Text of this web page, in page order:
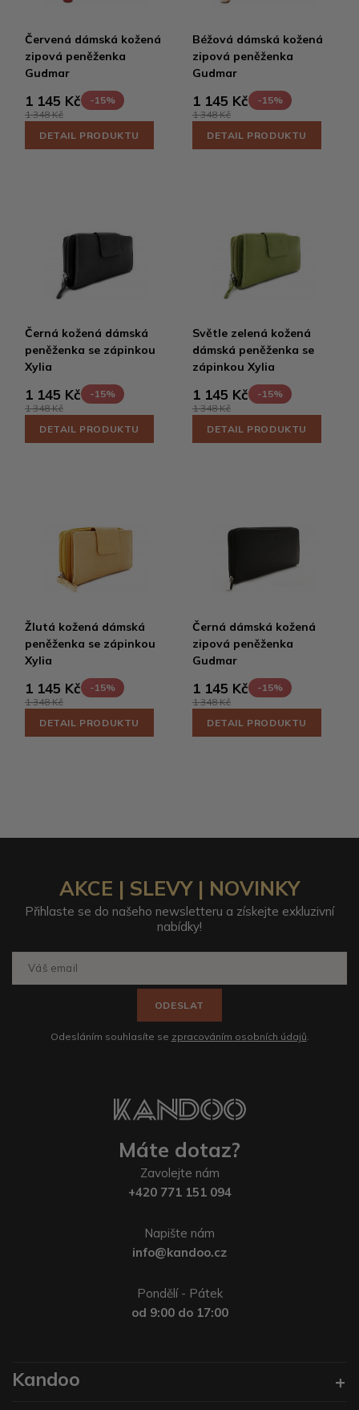
Červená dámská kožená
zipová peněženka
Gudmar
1 145 Kč
-15%
1 348 Kč
DETAIL PRODUKTU
Béžová dámská kožená
zipová peněženka
Gudmar
1 145 Kč
-15%
1 348 Kč
DETAIL PRODUKTU
Černá kožená dámská
peněženka se zápinkou
Xylia
1 145 Kč
-15%
1 348 Kč
DETAIL PRODUKTU
Světle zelená kožená
dámská peněženka se
zápinkou Xylia
1 145 Kč
-15%
1 348 Kč
DETAIL PRODUKTU
Žlutá kožená dámská
peněženka se zápinkou
Xylia
1 145 Kč
-15%
1 348 Kč
DETAIL PRODUKTU
Černá dámská kožená
zipová peněženka
Gudmar
1 145 Kč
-15%
1 348 Kč
DETAIL PRODUKTU
AKCE | SLEVY | NOVINKY
Přihlaste se do našeho newsletteru a získejte exkluzivní
nabídky!
ODESLAT
Odesláním souhlasíte se zpracováním osobních údajů
Máte dotaz?
Zavolejte nám
+420 771 151 094
Napište nám
info@kandoo.cz
Pondělí - Pátek
od 9:00 do 17:00
Kandoo